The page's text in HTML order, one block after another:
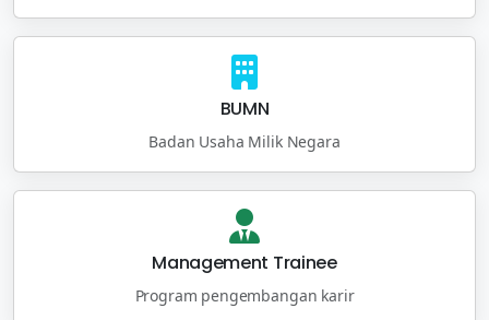
BUMN
Badan Usaha Milik Negara
Management Trainee
Program pengembangan karir